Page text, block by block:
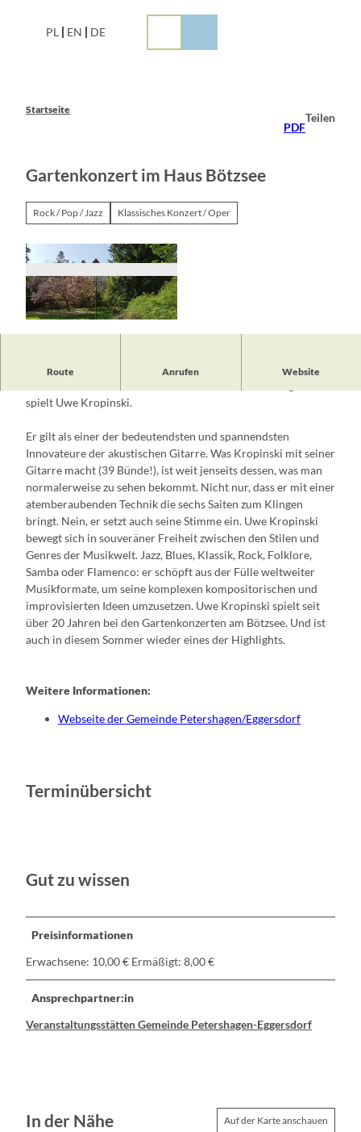
PL EN DE
Startseite
PDF
Teilen
Gartenkonzert im Haus Bötzsee
Rock / Pop / Jazz Klassisches Konzert / Oper
Route Anrufen Website
Die Gemeinde lädt diesen Sommer wieder zu Gartenkonzerten
spielt Uwe Kropinski.
Er gilt als einer der bedeutendsten und spannendsten
Innovateure der akustischen Gitarre. Was Kropinski mit seiner
Gitarre macht (39 Bünde!), ist weit jenseits dessen, was man
normalerweise zu sehen bekommt. Nicht nur, dass er mit einer
atemberaubenden Technik die sechs Saiten zum Klingen
bringt. Nein, er setzt auch seine Stimme ein. Uwe Kropinski
bewegt sich in souveräner Freiheit zwischen den Stilen und
Genres der Musikwelt. Jazz, Blues, Klassik, Rock, Folklore,
Samba oder Flamenco: er schöpft aus der Fülle weltweiter
Musikformate, um seine komplexen kompositorischen und
improvisierten Ideen umzusetzen. Uwe Kropinski spielt seit
über 20 Jahren bei den Gartenkonzerten am Bötzsee. Und ist
auch in diesem Sommer wieder eines der Highlights.
Weitere Informationen:
Webseite der Gemeinde Petershagen/Eggersdorf
Terminübersicht
Gut zu wissen
Preisinformationen
Erwachsene: 10,00 € Ermäßigt: 8,00 €
Ansprechpartner:in
Veranstaltungsstätten Gemeinde Petershagen-Eggersdorf
In der Nähe Auf der Karte anschauen